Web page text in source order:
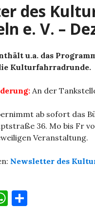
des
e. V. –
u.a. das
Kulturfahrradrunde.
An der
ab sofort das
36. Mo bis Fr
Veranstaltung.
Newsletter des
W